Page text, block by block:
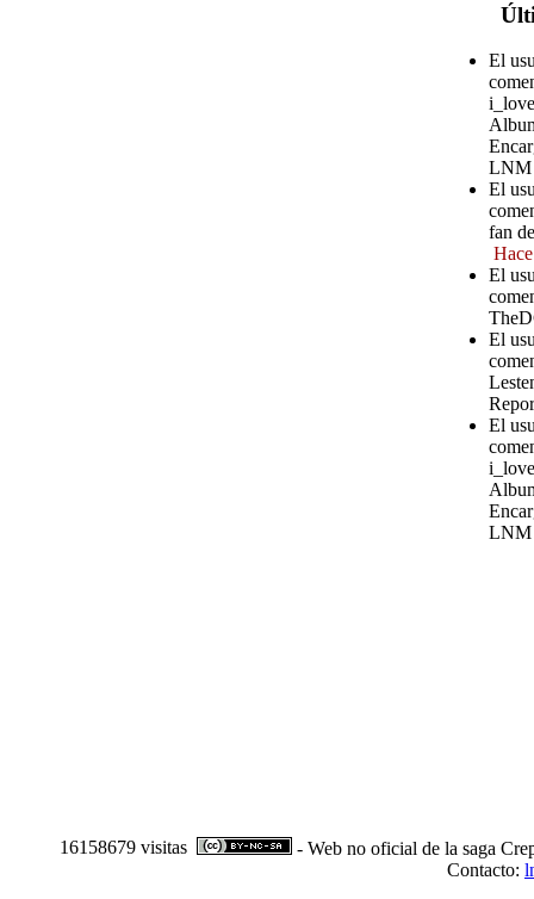
El
LNM
El
fan
El
El
El
LNM
16158679 visitas
- Web no oficial de la saga
Contacto: